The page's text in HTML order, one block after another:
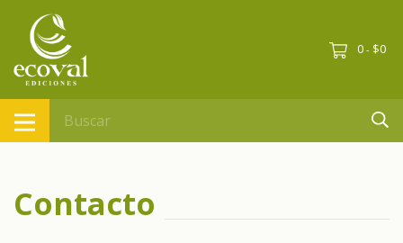
0 - $0
Contacto